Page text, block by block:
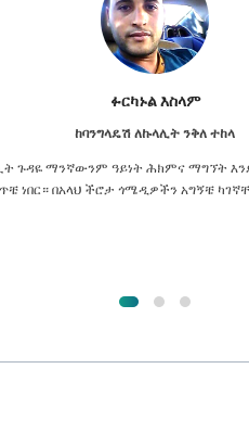
ፉርካኑል እስላም
ከባንግላዴሽ ለኩላሊት ንቅለ ተከላ
ጉዳዬ ማንኛውንም ዓይነት ሕክምና ማግኘት
ነበር። በአላህ ችሮታ ጎሜዲዎችን አግኝቼ